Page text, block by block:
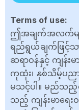
Terms of use:
ဤအချက်အလက်မျာ
ရည်ရွယ်ချက်ဖြင့်သာ
ဆရာဝန်နှင့် ကျန်းမာ
ကုထုံး၊ နှစ်သိမ့်ပညာပ
မသင့်ပါ။ မည်သည့်
သည့် ကျန်းမာရေး